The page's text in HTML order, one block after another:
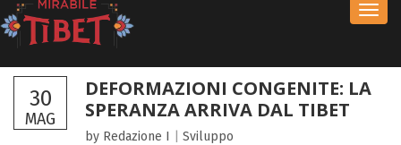
30
MAG
DEFORMAZIONI CONGENITE: LA
SPERANZA ARRIVA DAL TIBET
by Redazione I Sviluppo